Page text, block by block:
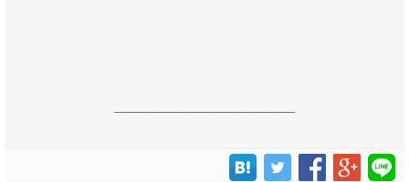
------------------------------------------------------------------